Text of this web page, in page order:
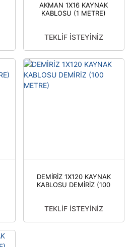
AKMAN 1X16 KAYNAK
KABLOSU (1 METRE)
TEKLİF İSTEYİNİZ
DEMİRİZ 1X120 KAYNAK
KABLOSU DEMİRİZ (100
TEKLİF İSTEYİNİZ